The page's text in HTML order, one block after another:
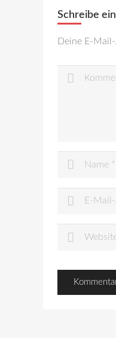
Schreibe
Deine E-